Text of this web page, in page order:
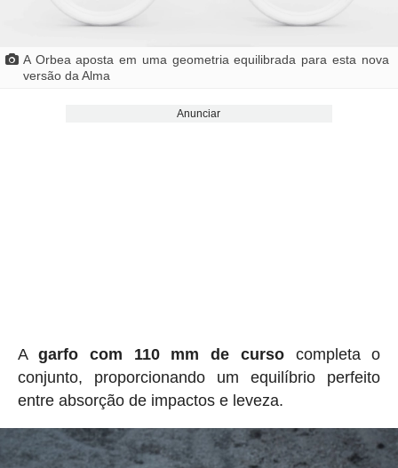
A Orbea aposta em uma geometria equilibrada para esta nova
versão da Alma
Anunciar
Agarfo com 110 mm de cursocompleta o
conjunto, proporcionando um equilíbrio perfeito
entre absorção de impactos e leveza.